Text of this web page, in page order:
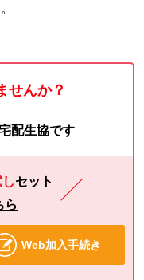
せんか？
配生協です
セット
ら
Web加入手続き